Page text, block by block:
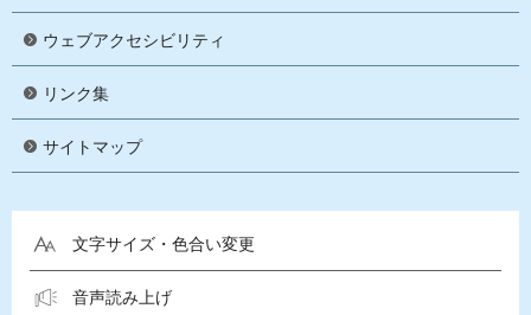
ウェブアクセシビリティ
リンク集
サイトマップ
文字サイズ・色合い変更
音声読み上げ